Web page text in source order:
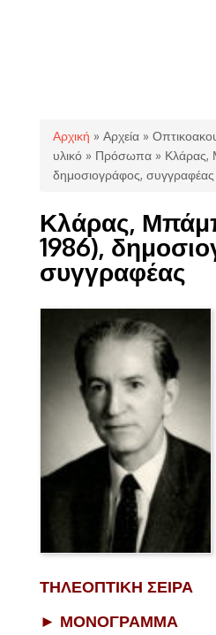
Είστε εδώ
Αρχική » Αρχεία »
υλικό » Πρόσωπα » Κλάρας,
δημοσιογράφος, συγγραφέας
Κλάρας,
1986),
συγγραφέας
ΤΗΛΕΟΠΤΙΚΗ ΣΕΙΡΑ
► ΜΟΝΟΓΡΑΜΜΑ